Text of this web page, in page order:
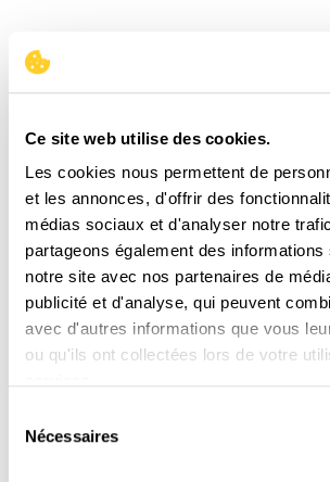
Ce site web utilise des cookies.
Les cookies nous permettent de
et les annonces, d'offrir des
médias sociaux et d'analyser notre
partageons également des
notre site avec nos partenaires de
publicité et d'analyse, qui peuvent
avec d'autres informations que vous
ou qu'ils ont collectées lors de votre
Nécessaires
LIVRAISON
RAPIDE
1-3 jours ouvrables avec La